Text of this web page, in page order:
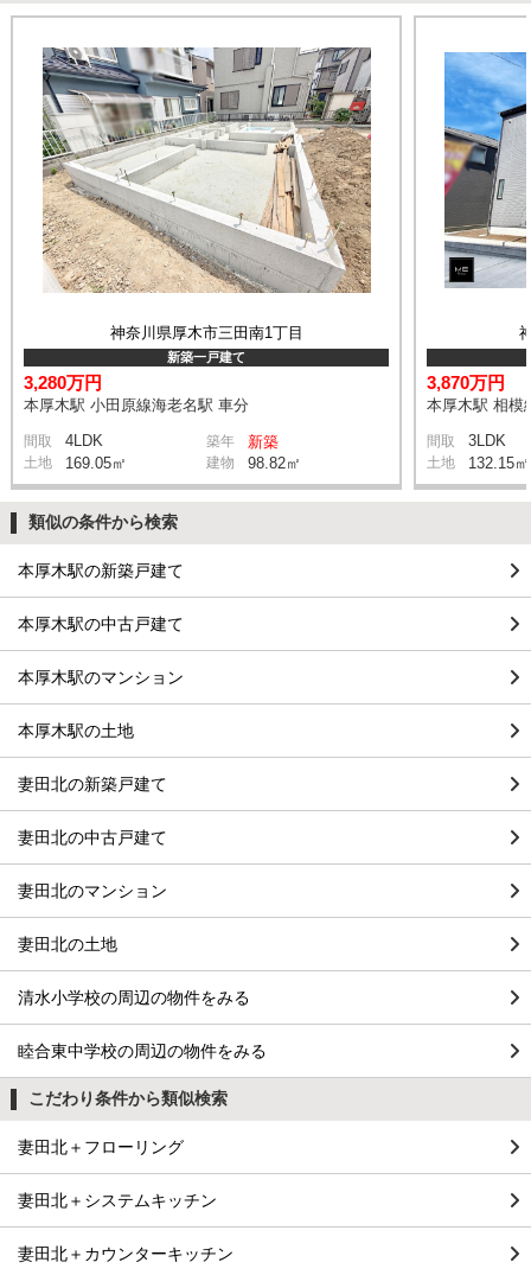
神奈川県厚木市三田南1丁目
新築一戸建て
3,280万円
本厚木駅 小田原線海老名駅 車分
間取 4LDK 築年 新築
土地 169.05㎡ 建物 98.82㎡
3,870万円
本厚木駅 相模
間取 3LDK
土地 132.15㎡
類似の条件から検索
本厚木駅の新築戸建て
本厚木駅の中古戸建て
本厚木駅のマンション
本厚木駅の土地
妻田北の新築戸建て
妻田北の中古戸建て
妻田北のマンション
妻田北の土地
清水小学校の周辺の物件をみる
睦合東中学校の周辺の物件をみる
こだわり条件から類似検索
妻田北＋フローリング
妻田北＋システムキッチン
妻田北＋カウンターキッチン